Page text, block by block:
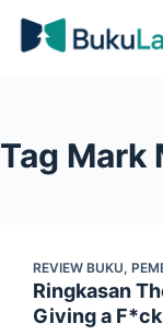
Skip
Tag Mark
REVIEW BUKU,
Ringkasan
Giving a F*ck